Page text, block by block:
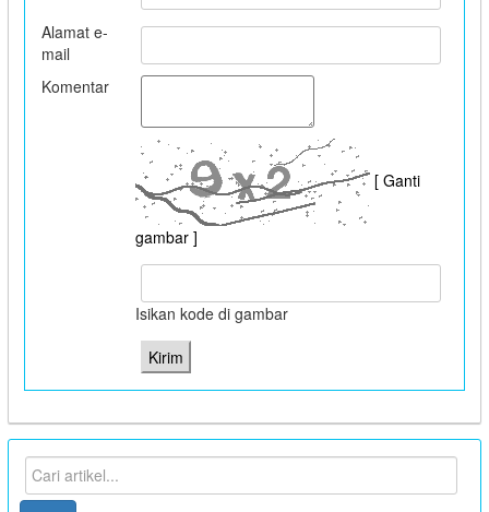
Alamat e-
mail
Komentar
[ Ganti
gambar ]
Isikan kode di gambar